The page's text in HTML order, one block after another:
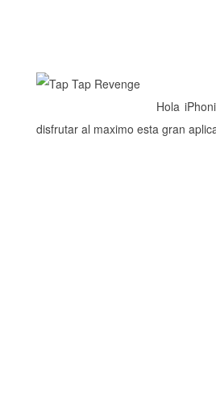
Hola
disfrutar al maximo esta gran